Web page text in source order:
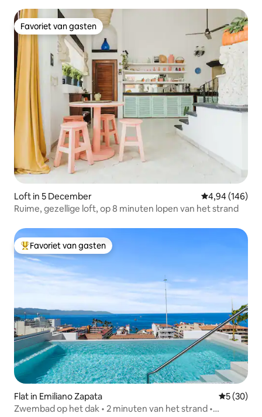
Favoriet van gasten
Favoriet van gasten
Loft in 5 December Gemiddelde
4,94 (146)
Ruime, gezellige loft, op 8 minuten lopen van het strand
Topfavoriet van gasten
Favoriet van gasten
Flat in Emiliano Zapata
5 (30)
Zwembad op het dak • 2 minuten van het strand •